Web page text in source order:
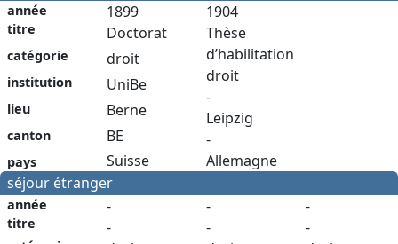
année
titre
catégorie
institution
lieu
canton
pays
1899
Doctorat
droit
UniBe
Berne
BE
Suisse
1904
Thèse
d’habilitation
droit
-
Leipzig
-
Allemagne
séjour étranger
année
titre
-
-
-
-
-
-